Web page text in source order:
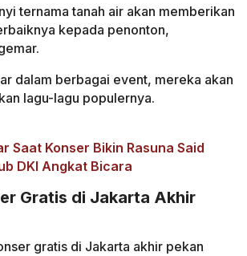
ternama tanah air akan memberikan
kepada penonton,
dalam berbagai event, mereka akan
lagu-lagu populernya.
Saat Konser Bikin Rasuna Said
DKI Angkat Bicara
Gratis di Jakarta Akhir
gratis di Jakarta akhir pekan